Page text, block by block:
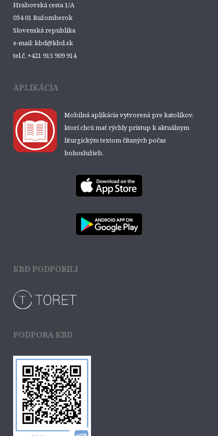
Hrabovská cesta 1/A
034 01 Ružomberok
Slovenská republika
e-mail: kbd@kbd.sk
tel.č. +421 915 909 914
APLIKÁCIA
Mobilná aplikácia vytvorená pre katolíkov,
ktorí chcú mať rýchly prístup k aktuálnym
liturgickým textom čítaných počas
bohoslužieb.
KBD PODPORILI
PODPORA KBD